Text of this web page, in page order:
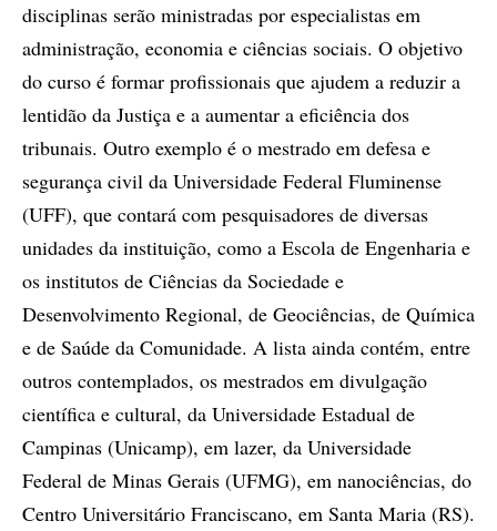
disciplinas serão ministradas por especialistas em
administração, economia e ciências sociais. O objetivo
do curso é formar profissionais que ajudem a reduzir a
lentidão da Justiça e a aumentar a eficiência dos
tribunais. Outro exemplo é o mestrado em defesa e
segurança civil da Universidade Federal Fluminense
(UFF), que contará com pesquisadores de diversas
unidades da instituição, como a Escola de Engenharia e
os institutos de Ciências da Sociedade e
Desenvolvimento Regional, de Geociências, de Química
e de Saúde da Comunidade. A lista ainda contém, entre
outros contemplados, os mestrados em divulgação
científica e cultural, da Universidade Estadual de
Campinas (Unicamp), em lazer, da Universidade
Federal de Minas Gerais (UFMG), em nanociências, do
Centro Universitário Franciscano, em Santa Maria (RS).